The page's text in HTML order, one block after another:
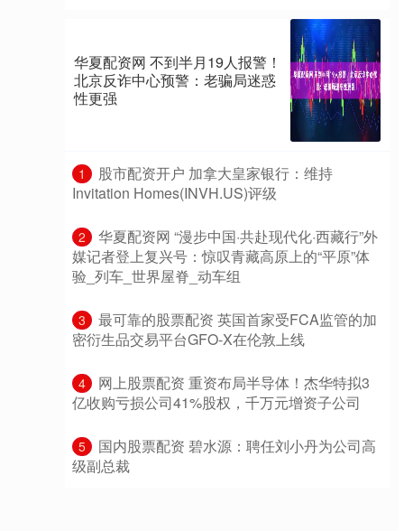
华夏配资网 不到半月19人报警！
北京反诈中心预警：老骗局迷惑
性更强
1
​股市配资开户 加拿大皇家银行：维持
Invitation Homes(INVH.US)评级
2
​华夏配资网 “漫步中国·共赴现代化·西藏行”外
媒记者登上复兴号：惊叹青藏高原上的“平原”体
验_列车_世界屋脊_动车组
3
​最可靠的股票配资 英国首家受FCA监管的加
密衍生品交易平台GFO-X在伦敦上线
4
​网上股票配资 重资布局半导体！杰华特拟3
亿收购亏损公司41%股权，千万元增资子公司
5
​国内股票配资 碧水源：聘任刘小丹为公司高
级副总裁